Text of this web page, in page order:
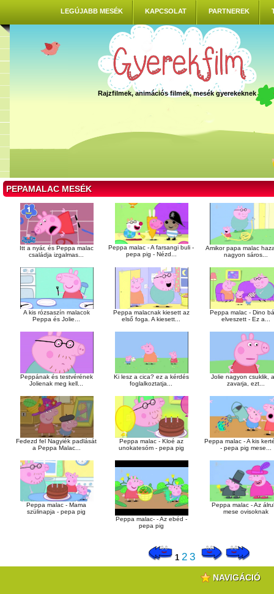
LEGÚJABB MESÉK KAPCSOLAT PARTNEREK
Rajzfilmek, animációs filmek, mesék gyerekeknek
PEPAMALAC MESÉK
Itt a nyár, és Peppa malac
családja izgalmas...
Peppa malac - A farsangi buli -
pepa pig - Nézd...
Amikor papa malac
nagyon sáros...
A kis rózsaszín malacok
Peppa és Jolie...
Peppa malacnak kiesett az
első foga. A kiesett...
Peppa malac - Dino
elveszett - Ez a...
Peppának és testvérének
Jolienak meg kell...
Ki lesz a cica? ez a kérdés
foglalkoztatja...
Jolie nagyon csuklik,
zavarja, ezt...
Fedezd fel Nagyiék padlását
a Peppa Malac...
Peppa malac - Kloé az
unokatesóm - pepa pig
Peppa malac - A kis
- pepa pig mese...
Peppa malac - Mama
szülinapja - pepa pig
Peppa malac- - Az ebéd -
pepa pig
Peppa malac - Az
mese ovisoknak
1 2 3
NAVIGÁCIÓ